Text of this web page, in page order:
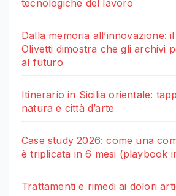
tecnologiche del lavoro
Dalla memoria all’innovazione:
Olivetti dimostra che gli archivi
al futuro
Itinerario in Sicilia orientale:
natura e città d’arte
Case study 2026: come una
è triplicata in 6 mesi (playbook
Trattamenti e rimedi ai dolori